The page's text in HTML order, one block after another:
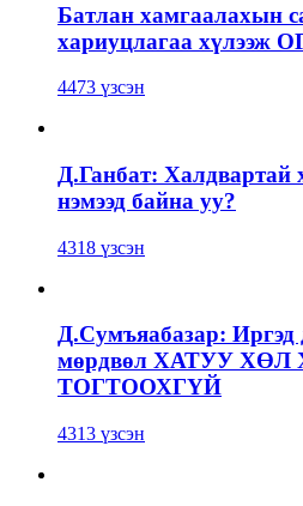
Батлан хамгаалахын
хариуцлагаа хүлээж
4473 үзсэн
Д.Ганбат: Халдвартай
нэмээд байна уу?
4318 үзсэн
Д.Сумъяабазар: Иргэд
мөрдвөл ХАТУУ
ТОГТООХГҮЙ
4313 үзсэн